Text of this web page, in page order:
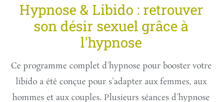
Hypnose & Libido : retrouver
son désir sexuel grâce à
l'hypnose
Ce programme complet d'hypnose pour booster votre
libido a été conçue pour s'adapter aux femmes, aux
hommes et aux couples. Plusieurs séances d'hypnose